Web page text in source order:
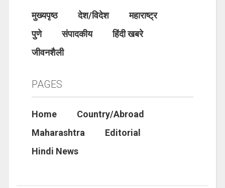
मुख्यपृष्ठ देश/विदेश
महाराष्ट्र
पुणे
संपादकीय
हिंदी खबरे
जीवनशैली
PAGES
Home
Country/Abroad
Maharashtra
Editorial
Hindi News